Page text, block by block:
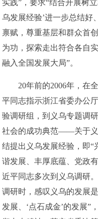
实践”，要求“结合开展树
乌发展经验’进一步总结好
禀赋，尊重基层和群众首
为功，探索走出符合各自
融入全国发展大局”。
20年前的2006年，在全
平同志指示浙江省委办公
验调研组，到义乌专题调
社会的成功典范——关于义
结提出义乌发展经验，即“
谐发展、丰厚底蕴、党政
近平同志多次到义乌调研
调研时，感叹义乌的发展
发展、‘点石成金’的发展”